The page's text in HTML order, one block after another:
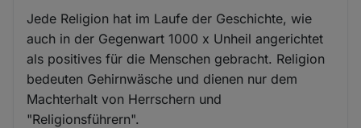
Jede Religion hat im Laufe der Geschichte, wie
auch in der Gegenwart 1000 x Unheil angerichtet
als positives für die Menschen gebracht. Religion
bedeuten Gehirnwäsche und dienen nur dem
Machterhalt von Herrschern und
"Religionsführern".